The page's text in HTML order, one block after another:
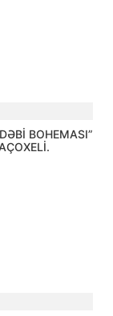
BOHEMASI”